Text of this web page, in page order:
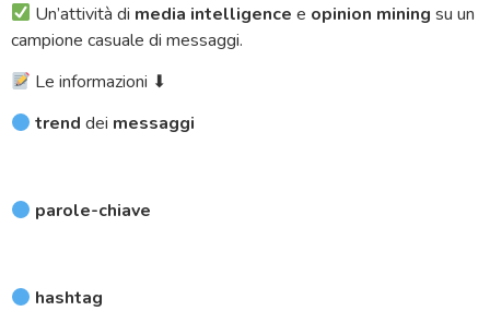
Un’attività di media intelligence e opinion mining su un
campione casuale di messaggi.
Le informazioni ⬇
trenddei messaggi
parole-chiave
hashtag